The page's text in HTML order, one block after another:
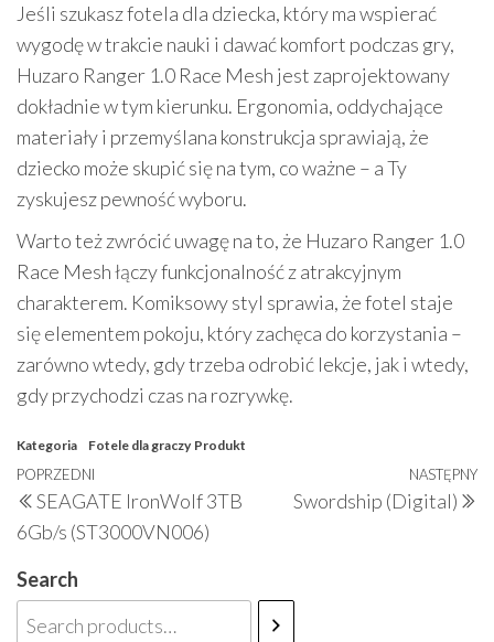
Jeśli szukasz fotela dla dziecka, który ma wspierać
wygodę w trakcie nauki i dawać komfort podczas gry,
Huzaro Ranger 1.0 Race Mesh jest zaprojektowany
dokładnie w tym kierunku. Ergonomia, oddychające
materiały i przemyślana konstrukcja sprawiają, że
dziecko może skupić się na tym, co ważne – a Ty
zyskujesz pewność wyboru.
Warto też zwrócić uwagę na to, że Huzaro Ranger 1.0
Race Mesh łączy funkcjonalność z atrakcyjnym
charakterem. Komiksowy styl sprawia, że fotel staje
się elementem pokoju, który zachęca do korzystania –
zarówno wtedy, gdy trzeba odrobić lekcje, jak i wtedy,
gdy przychodzi czas na rozrywkę.
Kategoria Fotele dla graczy Produkt
Nawigacja
wpisu
Poprzedni
wpis
POPRZEDNI
SEAGATE IronWolf 3TB
6Gb/s (ST3000VN006)
NASTĘPNY
Swordship (Digital)
Search